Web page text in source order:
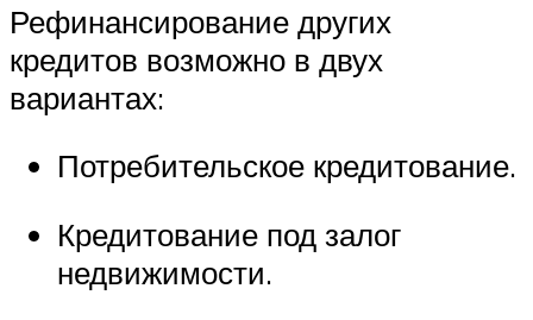
Рефинансирование других
кредитов возможно в двух
вариантах:
Потребительское кредитование.
Кредитование под залог
недвижимости.